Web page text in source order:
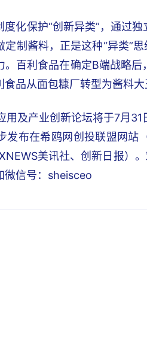
化保护“创新异类”，通过
制酱料，正是这种“异类”
。百利食品在确定B端战略
品从面包糠厂转型为酱料大
及产业创新论坛将于7月
发布在希鸥网创投联盟网站
美讯社、创新日报）
微信号：sheisceo